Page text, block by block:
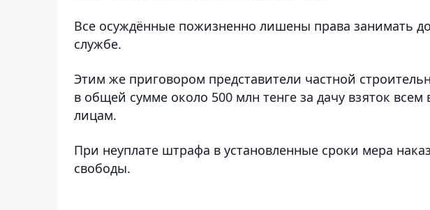
Все осуждённые пожизненно лишены права занимать
службе.
Этим же приговором представители частной
в общей сумме около 500 млн тенге за дачу взяток
лицам.
При неуплате штрафа в установленные сроки мера
свободы.